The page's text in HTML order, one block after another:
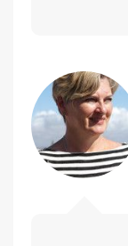
Vielen Dank
Anja